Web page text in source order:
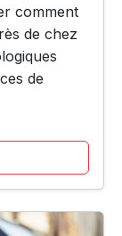
comment
de chez
de